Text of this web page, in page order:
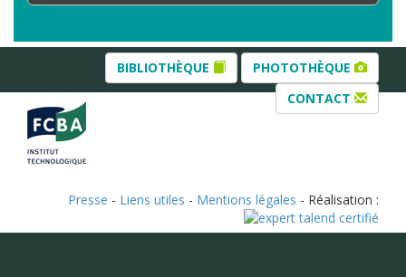
BIBLIOTHÈQUE
PHOTOTHÈQUE
CONTACT
Presse - Liens utiles - Mentions légales - Réalisation :